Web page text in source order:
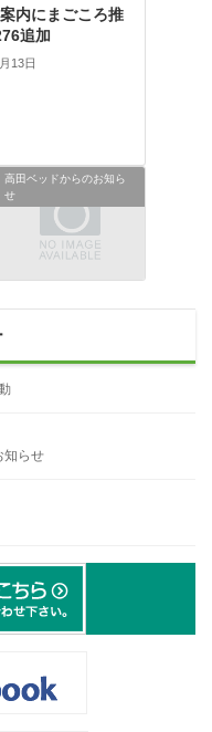
内にまごころ推
追加
13日
高田ベッドからのお知ら
せ
知らせ